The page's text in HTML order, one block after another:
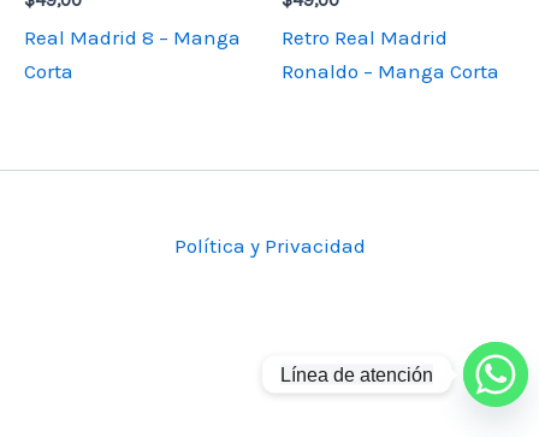
Real Madrid 8 – Manga
Corta
Retro Real Madrid
Ronaldo – Manga Corta
Política y Privacidad
Línea de atención